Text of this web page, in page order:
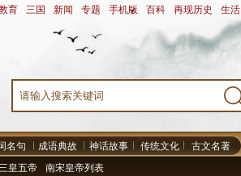
育 三国 新闻 专题 手机版 百科 再现历史 生活
名句 成语典故 神话故事 传统文化
古文名著
皇五帝 南宋皇帝列表